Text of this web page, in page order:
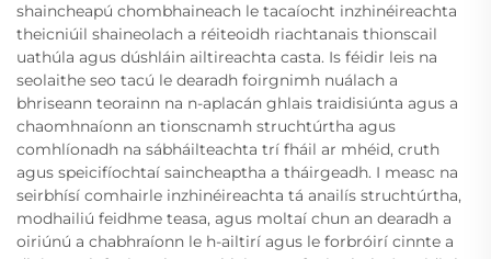
shaincheapú chombhaineach le tacaíocht inzhinéireachta
theicniúil shaineolach a réiteoidh riachtanais thionscail
uathúla agus dúshláin ailtireachta casta. Is féidir leis na
seolaithe seo tacú le dearadh foirgnimh nuálach a
bhriseann teorainn na n-aplacán ghlais traidisiúnta agus a
chaomhnaíonn an tionscnamh struchtúrtha agus
comhlíonadh na sábháilteachta trí fháil ar mhéid, cruth
agus speicifíochtaí saincheaptha a tháirgeadh. I measc na
seirbhísí comhairle inzhinéireachta tá anailís struchtúrtha,
modhailiú feidhme teasa, agus moltaí chun an dearadh a
oiriúnú a chabhraíonn le h-ailtirí agus le forbróirí cinnte a